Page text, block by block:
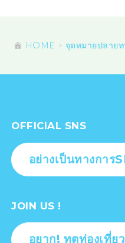
HOME จุดหมายปลายท
OFFICIAL SNS
อย่างเป็นทางการ
JOIN US !
อยาก! ทูตท่องเที่ย